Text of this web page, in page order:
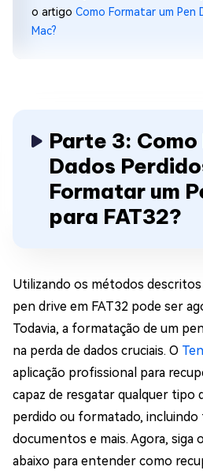
o artigo Como Formatar um Pen
Mac?
Parte 3:
Dados
Formatar um
para FAT32?
Utilizando os métodos
pen drive em FAT32 pode ser
Todavia, a formatação de um
na perda de dados cruciais. O
aplicação profissional para
capaz de resgatar qualquer tipo
perdido ou formatado, incluindo
documentos e mais. Agora, siga
abaixo para entender como